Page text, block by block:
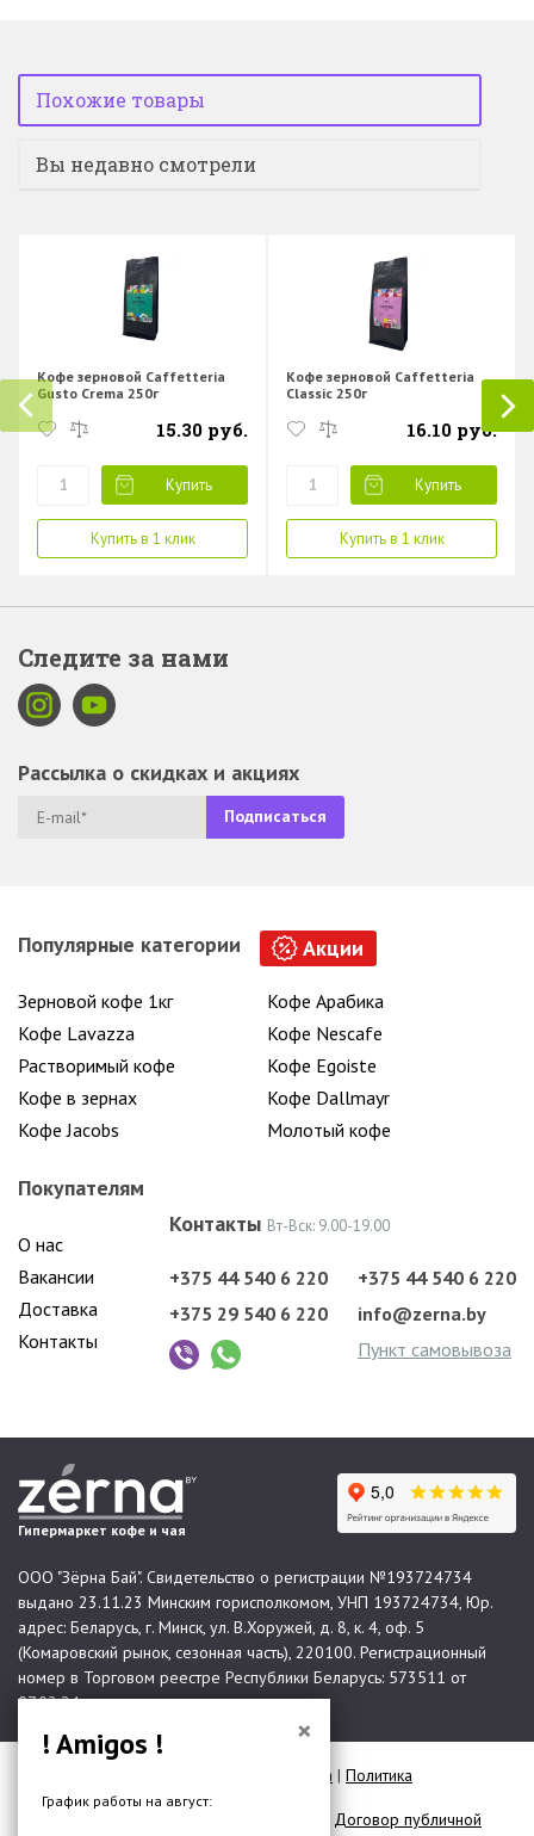
Похожие товары
Вы недавно смотрели
Кофе зерновой Caffetteria
Gusto Crema 250г
15.30 руб.
Купить
Купить в 1 клик
Кофе зерновой Caffetteria
Classic 250г
16.10 руб.
Купить
Купить в 1 клик
Следите за нами
Рассылка о скидках и акциях
Популярные категории Акции
Зерновой кофе 1кг
Кофе Арабика
Кофе Lavazza
Кофе Nescafe
Растворимый кофе
Кофе Egoiste
Кофе в зернах
Кофе Dallmayr
Кофе Jacobs
Молотый кофе
Покупателям
О нас
Вакансии
Доставка
Контакты
Контакты Вт-Вск: 9.00-19.00
+375 44 540 6 220
+375 29 540 6 220
+375 44 540 6 220
info@zerna.by
Пункт самовывоза
Гипермаркет кофе и чая
ООО "Зёрна Бай". Свидетельство о регистрации №193724734
выдано 23.11.23 Минским горисполкомом, УНП 193724734, Юр.
адрес: Беларусь, г. Минск, ул. В.Хоружей, д. 8, к. 4, оф. 5
(Комаровский рынок, сезонная часть), 220100. Регистрационный
номер в Торговом реестре Республики Беларусь: 573511 от
07.02.24.
Карта сайта | Политика
конфиденциальности
Договор публичной
×
! Amigos !
График работы на август: